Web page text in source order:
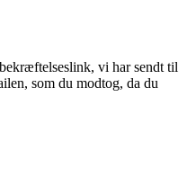
vi har sendt til
som du modtog, da du